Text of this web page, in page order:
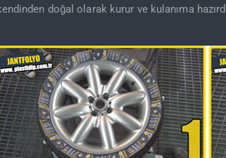
doğal olarak kurur ve kulanıma